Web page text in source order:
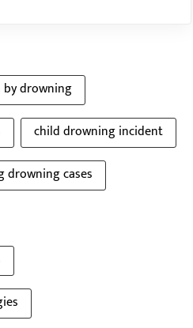
by drowning
child drowning incident
drowning cases